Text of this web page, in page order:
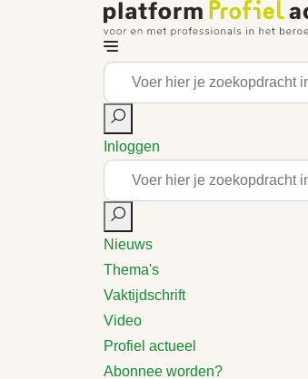
Inloggen
Nieuws
Thema's
Vaktijdschrift
Video
Profiel actueel
Abonnee worden?